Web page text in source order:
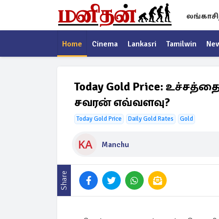
Home Cinema Lankasri Tamilwin
Today Gold Price:
சவரன் எவ்வளவு?
Today Gold Price Daily Gold Rates Gold
Manchu
Share